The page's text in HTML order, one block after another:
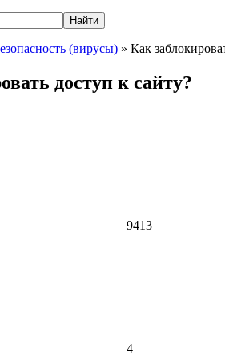
(вирусы) » Как
доступ к сайту?
9413
4